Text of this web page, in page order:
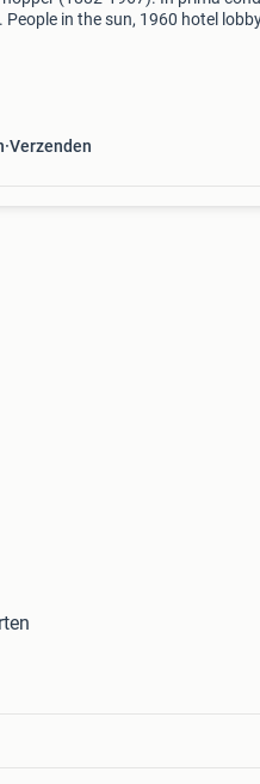
People in the sun, 1960 hotel
Verzenden